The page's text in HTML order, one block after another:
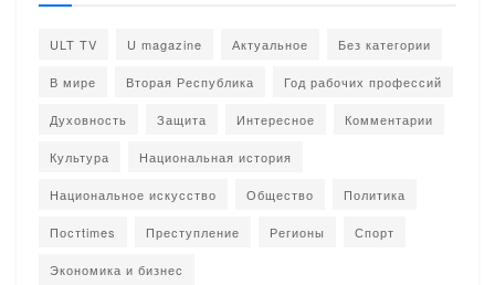
ULT TV U magazine Актуальное Без категории
В мире Вторая Республика Год рабочих профессий
Духовность Защита Интересное Комментарии
Культура Национальная история
Национальное искусство Общество Политика
Постtimes Преступление Регионы Спорт
Экономика и бизнес